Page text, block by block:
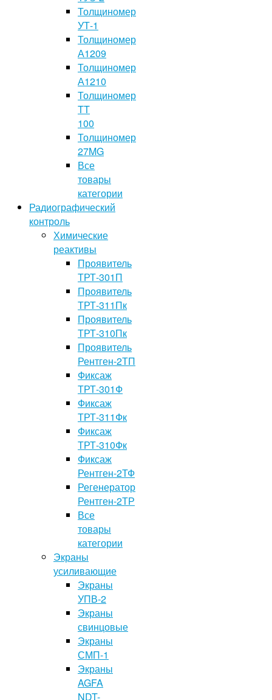
Толщиномер
УТ-1
Толщиномер
А1209
Толщиномер
А1210
Толщиномер
TT
100
Толщиномер
27MG
Все
товары
категории
Радиографический
контроль
Химические
реактивы
Проявитель
ТРТ-301П
Проявитель
ТРТ-311Пк
Проявитель
ТРТ-310Пк
Проявитель
Рентген-2ТП
Фиксаж
ТРТ-301Ф
Фиксаж
ТРТ-311Фк
Фиксаж
ТРТ-310Фк
Фиксаж
Рентген-2ТФ
Регенератор
Рентген-2ТР
Все
товары
категории
Экраны
усиливающие
Экраны
УПВ-2
Экраны
свинцовые
Экраны
СМП-1
Экраны
AGFA
NDT-